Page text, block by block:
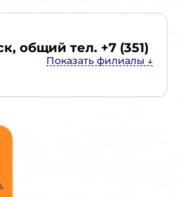
, общий тел. +7 (351)